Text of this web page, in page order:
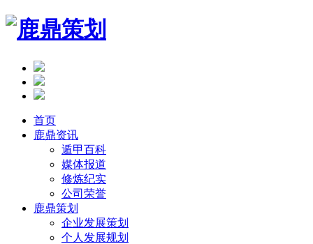
首页
鹿鼎资讯
遁甲百科
媒体报道
修炼纪实
公司荣誉
鹿鼎策划
企业发展策划
个人发展规划